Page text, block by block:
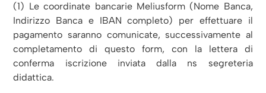
(1) Le coordinate bancarie Meliusform (Nome Banca,
Indirizzo Banca e IBAN completo) per effettuare il
pagamento saranno comunicate, successivamente al
completamento di questo form, con la lettera di
conferma iscrizione inviata dalla ns segreteria
didattica.